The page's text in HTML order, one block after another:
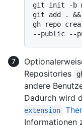
git init -b
git add .
gh repo
Repositories
andere
Dadurch wird
extension
Informationen